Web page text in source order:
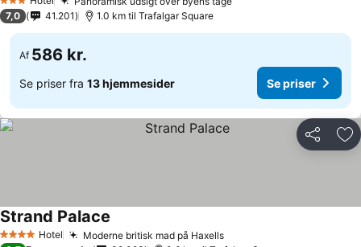
3 Stjerner Se priser
7,0 41.201 1.0 km til Trafalgar Square
Af 586 kr.
Se priser fra 13 hjemmesider Se priser
Del
4 StjernerHotel Moderne britisk mad på HaxellsSe priser
Strand Palace